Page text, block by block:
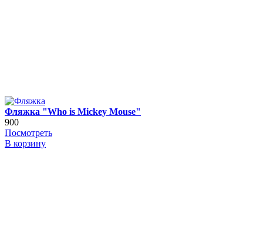
Фляжка "Who is Mickey Mouse"
900
Посмотреть
В корзину